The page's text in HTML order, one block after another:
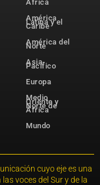
África
América
Latina y el
Caribe
América del
Norte
Asia-
Pacífico
Europa
Medio
Oriente y
Norte de
África
Mundo
cuyo eje es una
voces del Sur y de la